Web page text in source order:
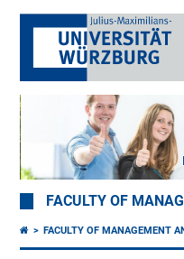
FACULTY OF
FACULTY OF MANAGEMENT